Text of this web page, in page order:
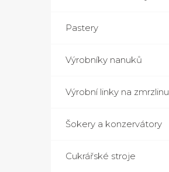
Pastery
Výrobníky nanuků
Výrobní linky na zmrzlinu
Šokery a konzervátory
Cukrářské stroje